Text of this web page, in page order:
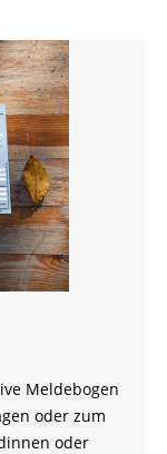
Meldebogen
oder zum
oder